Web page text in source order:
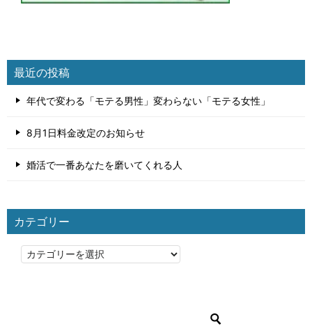
最近の投稿
年代で変わる「モテる男性」変わらない「モテる女性」
8月1日料金改定のお知らせ
婚活で一番あなたを磨いてくれる人
カテゴリー
カ